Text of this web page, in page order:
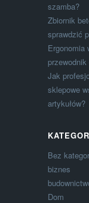
szamba?
Zbiornik
sprawdzić
Ergonomia
Jak
sklepowe
artykułów?
Bez
biznes
Dom